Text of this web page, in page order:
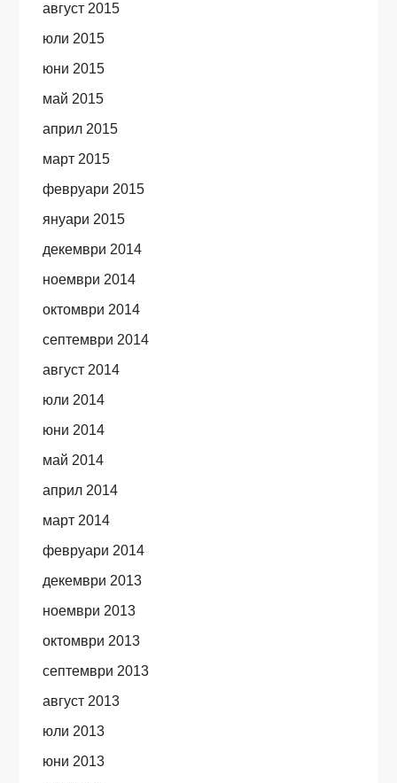
август 2015
юли 2015
юни 2015
май 2015
април 2015
март 2015
февруари 2015
януари 2015
декември 2014
ноември 2014
октомври 2014
септември 2014
август 2014
юли 2014
юни 2014
май 2014
април 2014
март 2014
февруари 2014
декември 2013
ноември 2013
октомври 2013
септември 2013
август 2013
юли 2013
юни 2013